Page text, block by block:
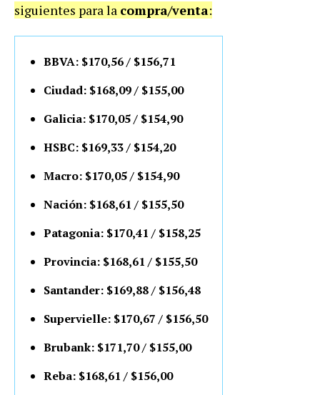
siguientes para la compra/venta:
BBVA: $170,56 / $156,71
Ciudad: $168,09 / $155,00
Galicia: $170,05 / $154,90
HSBC: $169,33 / $154,20
Macro: $170,05 / $154,90
Nación: $168,61 / $155,50
Patagonia: $170,41 / $158,25
Provincia: $168,61 / $155,50
Santander: $169,88 / $156,48
Supervielle: $170,67 / $156,50
Brubank: $171,70 / $155,00
Reba: $168,61 / $156,00